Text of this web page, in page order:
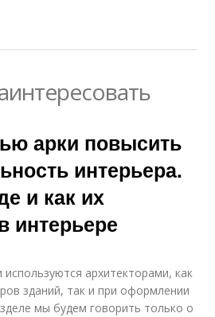
арки повысить
интерьера.
и как их
интерьере
используются архитекторами, как
зданий, так и при оформлении
мы будем говорить только о